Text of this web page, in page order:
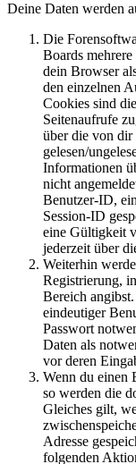
Deine Daten werden
Die
Boards
dein Browser
den einzelnen
Cookies sind
Seitenaufrufe
über die von dir
gelesen/
Informationen
nicht
Benutzer-ID,
Session-ID
eine Gültigkeit
jederzeit über
Weiterhin
Registrierung,
Bereich
eindeutiger
Passwort
Daten als
vor deren
Wenn du einen
so werden die
Gleiches gilt,
Adresse
folgenden